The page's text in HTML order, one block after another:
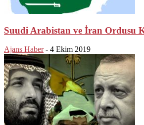
Suudi Arabistan ve İran Ordusu
Ajans Haber - 4 Ekim 2019